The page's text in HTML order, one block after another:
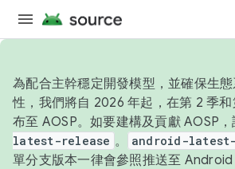
為配合主幹穩定開發模型，並確保生
性，我們將自 2026 年起，在第 2 季
布至 AOSP。如要建構及貢獻 AOSP
latest-release 。 android-
單分支版本一律會參照推送至